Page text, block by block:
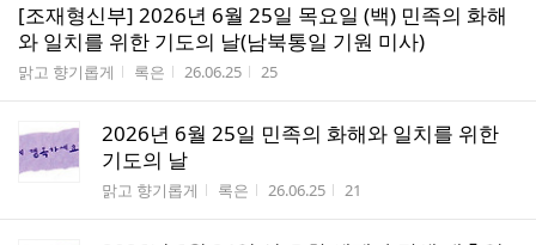
[조재형신부] 2026년 6월 25일 목요일 (백) 민족의 화해
와 일치를 위한 기도의 날(남북통일 기원 미사)
게시판명
맑고 향기롭게 작성자
록은 작성시간
26.06.25 조회수
25
2026년 6월 25일 민족의 화해와 일치를 위한
기도의 날
게시판명
맑고 향기롭게 작성자
록은 작성시간
26.06.25 조회수
21